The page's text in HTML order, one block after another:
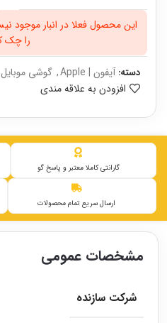
این محصول فعلا در انبار موجود
را چک
دسته: آیفون | Apple , گوشی موبایل
افزودن به علاقه مندی
گارانتی کاملا معتبر و پاسخ گو
ارسال سریع تمام محصولات
مشخصات عمومی
شرکت سازنده